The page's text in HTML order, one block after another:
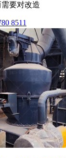
要对改造
8511